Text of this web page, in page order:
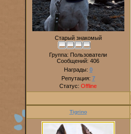
Старый знакомый
Группа: Пользователи
Сообщений: 406
Награды: 0
Репутация: 7
Статус: Offline
Tigrino